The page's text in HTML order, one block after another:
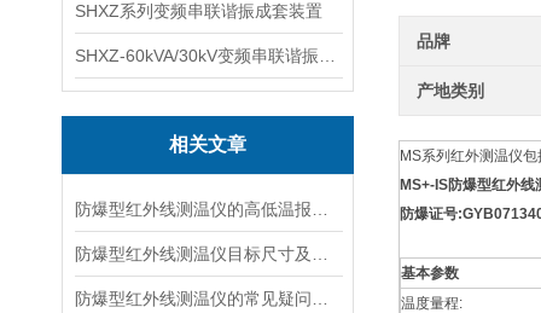
SHXZ系列变频串联谐振成套装置
相关文章
品牌
产地类别
MS系列红外测温仪
MS+-IS防爆型红外线
防爆证号
基本参数
温度量程: